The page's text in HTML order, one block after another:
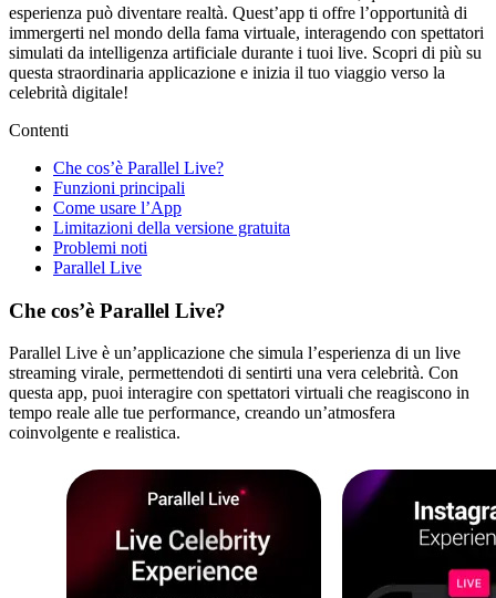
esperienza può diventare realtà. Quest’app ti offre l’opportunità di
immergerti nel mondo della fama virtuale, interagendo con spettatori
simulati da intelligenza artificiale durante i tuoi live. Scopri di più su
questa straordinaria applicazione e inizia il tuo viaggio verso la
celebrità digitale!
Contenti
Che cos’è Parallel Live?
Funzioni principali
Come usare l’App
Limitazioni della versione gratuita
Problemi noti
Parallel Live
Che cos’è Parallel Live?
Parallel Live è un’applicazione che simula l’esperienza di un live
streaming virale, permettendoti di sentirti una vera celebrità. Con
questa app, puoi interagire con spettatori virtuali che reagiscono in
tempo reale alle tue performance, creando un’atmosfera
coinvolgente e realistica.